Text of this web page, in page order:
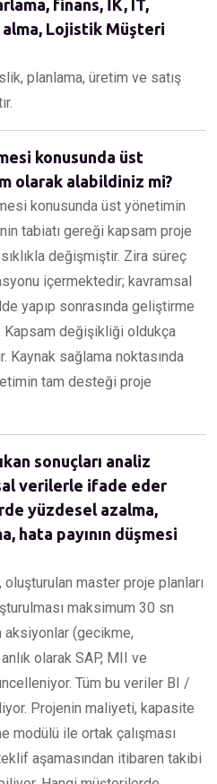
finans, İK, IT,
alma, Lojistik Müşteri
planlama, üretim ve satış
konusunda üst
olarak alabildiniz mi?
konusunda üst yönetimin
tabiatı gereği kapsam proje
değişmiştir. Zira süreç
içermektedir; kavramsal
yapıp sonrasında geliştirme
Kapsam değişikliği oldukça
Kaynak sağlama noktasında
tam desteği proje
sonuçları analiz
verilerle ifade eder
yüzdesel azalma,
hata payının düşmesi
master proje planları
maksimum 30 sn
aksiyonlar (gecikme,
olarak SAP, MII ve
Tüm bu veriler BI /
Projenin maliyeti, kapasite
modülü ile ortak çalışması
aşamasından itibaren takibi